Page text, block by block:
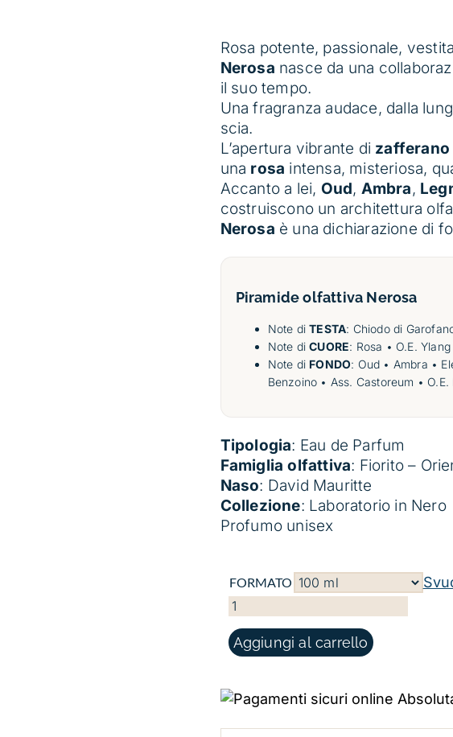
70 €
a
Rosa potente, passionale,
Nerosa nasce da una
il suo tempo.
Una fragranza audace, dalla
scia.
L’apertura vibrante di zafferano
una rosa intensa, misteriosa,
Accanto a lei, Oud, Ambra,
costruiscono un architettura
Nerosa è una dichiarazione di
Piramide olfattiva Nerosa
Note diTESTA: Chiodo di
Note diCUORE: Rosa • O.E.
Note di FONDO: Oud • Ambra •
Benzoino • Ass. Castoreum •
Tipologia: Eau de Parfum
Famiglia olfattiva: Fiorito –
Naso: David Mauritte
Collezione: Laboratorio in Nero
Profumo unisex
FORMATO
NEROSA QUANTITÀ
Aggiungi al carrello